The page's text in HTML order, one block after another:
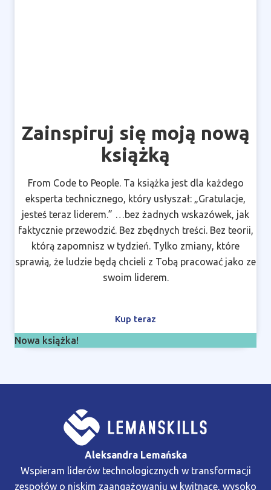
Zainspiruj się moją nową
książką
From Code to People. Ta książka jest dla każdego
eksperta technicznego, który usłyszał: „Gratulacje,
jesteś teraz liderem.” …bez żadnych wskazówek, jak
faktycznie przewodzić. Bez zbędnych treści. Bez teorii,
którą zapomnisz w tydzień. Tylko zmiany, które
sprawią, że ludzie będą chcieli z Tobą pracować jako ze
swoim liderem.
Kup teraz
Nowa książka!
Aleksandra Lemańska
Wspieram liderów technologicznych w transformacji
zespołów o niskim zaangażowaniu w kwitnące, wysoko